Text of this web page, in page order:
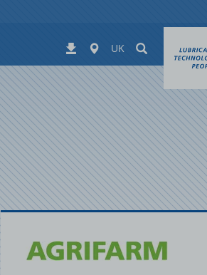
Завантаження
Worldwide
UK Suchen